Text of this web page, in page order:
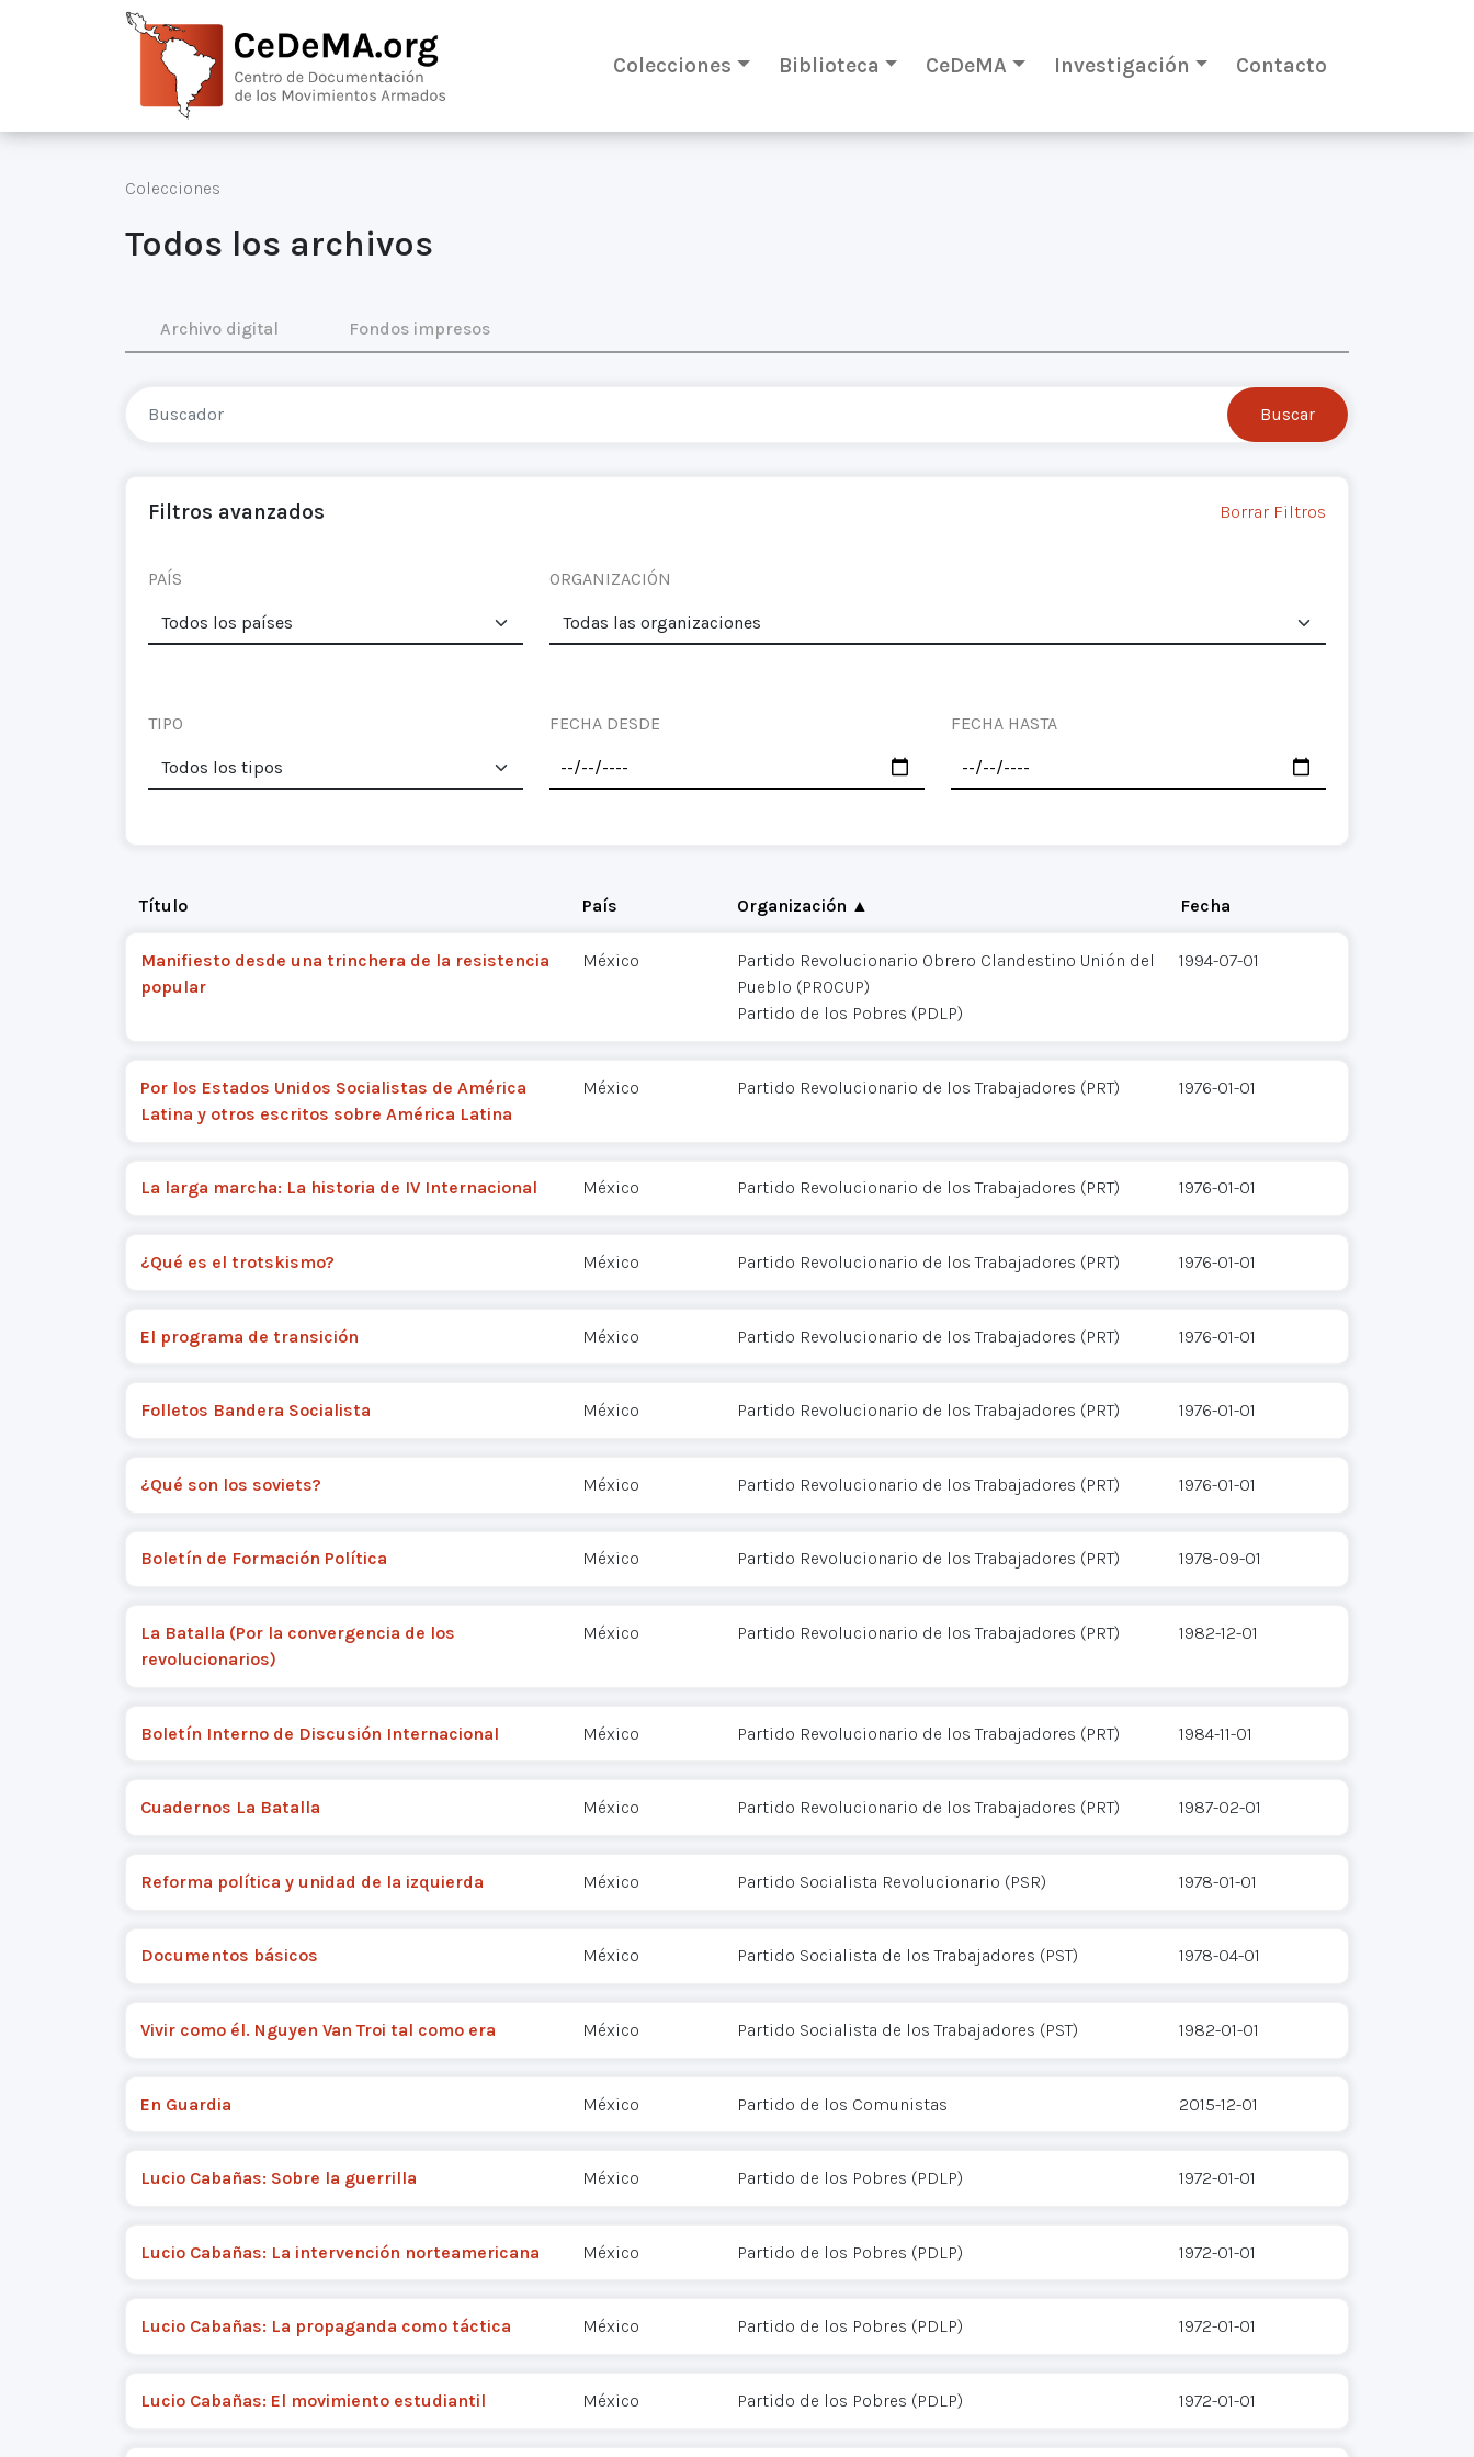
Colecciones Biblioteca CeDeMA Investigación Contacto
Colecciones
Todos los archivos
Archivo digital Fondos impresos
Filtros avanzados Borrar Filtros
PAÍS ORGANIZACIÓN
TIPO FECHA DESDE FECHA HASTA
Título País Organización ▲ Fecha
Manifiesto desde una trinchera de la resistencia
popular
México
Partido Revolucionario Obrero Clandestino Unión del
Pueblo (PROCUP)
Partido de los Pobres (PDLP)
1994-07-01
Por los Estados Unidos Socialistas de América
Latina y otros escritos sobre América Latina
México Partido Revolucionario de los Trabajadores (PRT) 1976-01-01
La larga marcha: La historia de IV Internacional México Partido Revolucionario de los Trabajadores (PRT) 1976-01-01
¿Qué es el trotskismo? México Partido Revolucionario de los Trabajadores (PRT) 1976-01-01
El programa de transición México Partido Revolucionario de los Trabajadores (PRT) 1976-01-01
Folletos Bandera Socialista México Partido Revolucionario de los Trabajadores (PRT) 1976-01-01
¿Qué son los soviets? México Partido Revolucionario de los Trabajadores (PRT) 1976-01-01
Boletín de Formación Política México Partido Revolucionario de los Trabajadores (PRT) 1978-09-01
La Batalla (Por la convergencia de los
revolucionarios)
México Partido Revolucionario de los Trabajadores (PRT) 1982-12-01
Boletín Interno de Discusión Internacional México Partido Revolucionario de los Trabajadores (PRT) 1984-11-01
Cuadernos La Batalla México Partido Revolucionario de los Trabajadores (PRT) 1987-02-01
Reforma política y unidad de la izquierda México Partido Socialista Revolucionario (PSR) 1978-01-01
Documentos básicos México Partido Socialista de los Trabajadores (PST) 1978-04-01
Vivir como él. Nguyen Van Troi tal como era México Partido Socialista de los Trabajadores (PST) 1982-01-01
En Guardia México Partido de los Comunistas 2015-12-01
Lucio Cabañas: Sobre la guerrilla México Partido de los Pobres (PDLP) 1972-01-01
Lucio Cabañas: La intervención norteamericana México Partido de los Pobres (PDLP) 1972-01-01
Lucio Cabañas: La propaganda como táctica México Partido de los Pobres (PDLP) 1972-01-01
Lucio Cabañas: El movimiento estudiantil México Partido de los Pobres (PDLP) 1972-01-01